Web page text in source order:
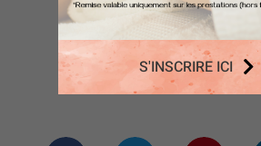
Vous aimez ?
S'INSCRIRE ICI